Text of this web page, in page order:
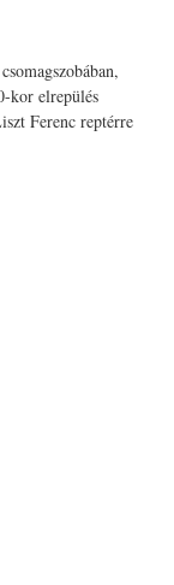
kor elrepülés
Ferenc reptérre